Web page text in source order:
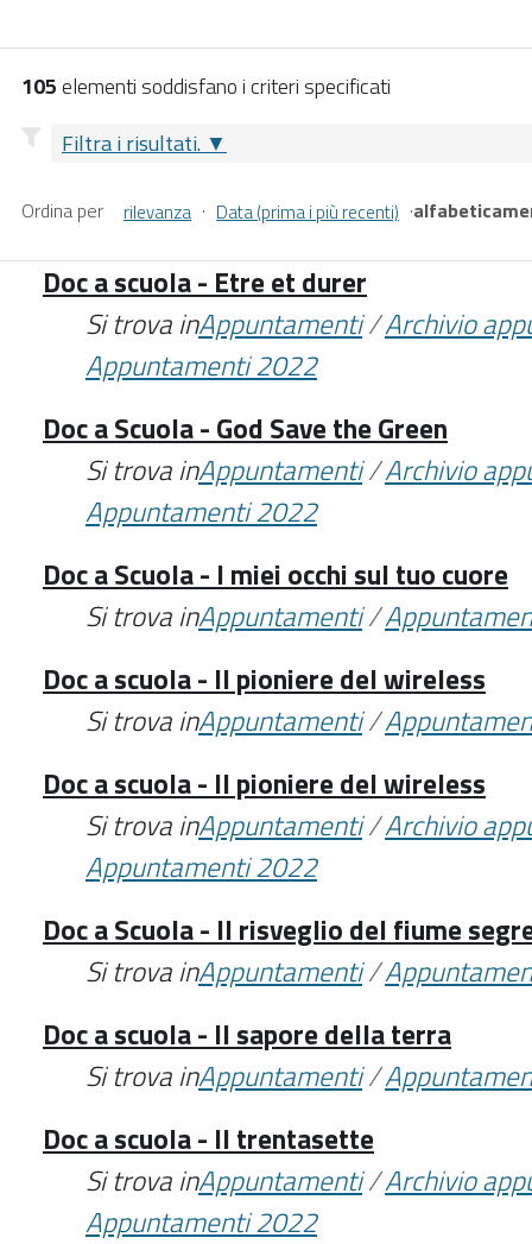
105elementi soddisfano i criteri specificati
Filtra i risultati.
Ordina per rilevanza · Data (prima i più recenti) ·
Doc a scuola - Etre et durer
Si trova inAppuntamenti/Archivio
Appuntamenti 2022
Doc a Scuola - God Save the Green
Si trova inAppuntamenti/Archivio
Appuntamenti 2022
Doc a Scuola - I miei occhi sul tuo cuore
Si trova inAppuntamenti/
Doc a scuola - Il pioniere del wireless
Si trova inAppuntamenti/
Doc a scuola - Il pioniere del wireless
Si trova inAppuntamenti/Archivio
Appuntamenti 2022
Doc a Scuola - Il risveglio del fiume
Si trova inAppuntamenti/
Doc a scuola - Il sapore della terra
Si trova inAppuntamenti/
Doc a scuola - Il trentasette
Si trova inAppuntamenti/Archivio
Appuntamenti 2022